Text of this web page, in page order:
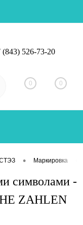
Вход
(843) 526-73-20
0 0
• Маркировка
символами -
ZAHLEN